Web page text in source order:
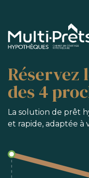
des 4
La solution de prêt
et rapide, adaptée à